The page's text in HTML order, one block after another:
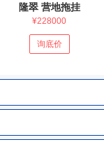
隆翠 营地拖挂
¥228000
询底价